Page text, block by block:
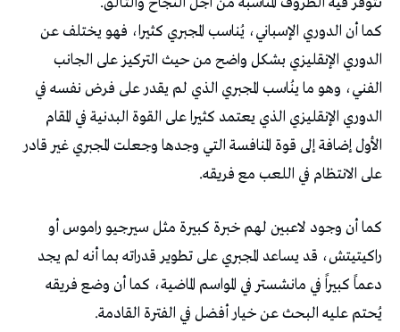
كما أن الدوري الإسباني، يُناسب المجبري كثيرا، فهو يختلف عن
الدوري الإنقليزي بشكل واضح من حيث التركيز على الجانب
الفني، وهو ما ينُاسب المجبري الذي لم يقدر على فرض نفسه في
الدوري الإنقليزي الذي يعتمد كثيرا على القوة البدنية في المقام
الأول إضافة إلى قوة المنافسة التي وجدها وجعلت المجبري غير قادر
على الانتظام في اللعب مع فريقه.
كما أن وجود لاعبين لهم خبرة كبيرة مثل سيرجيو راموس أو
راكيتيتش، قد يساعد المجبري على تطوير قدراته بما أنه لم يجد
دعماً كبيراً في مانشستر في المواسم الماضية، كما أن وضع فريقه
يُحتم عليه البحث عن خيار أفضل في الفترة القادمة.